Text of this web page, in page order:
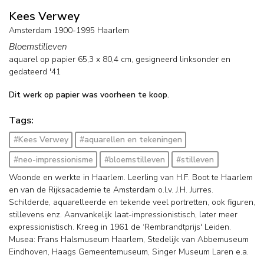
Kees Verwey
Amsterdam 1900-1995 Haarlem
Bloemstilleven
aquarel op papier 65,3 x 80,4 cm, gesigneerd linksonder en
gedateerd '41
Dit werk op papier was voorheen te koop.
Tags:
#Kees Verwey
#aquarellen en tekeningen
#neo-impressionisme
#bloemstilleven
#stilleven
Woonde en werkte in Haarlem. Leerling van H.F. Boot te Haarlem
en van de Rijksacademie te Amsterdam o.l.v. J.H. Jurres.
Schilderde, aquarelleerde en tekende veel portretten, ook figuren,
stillevens enz. Aanvankelijk laat-impressionistisch, later meer
expressionistisch. Kreeg in 1961 de ‘Rembrandtprijs' Leiden.
Musea: Frans Halsmuseum Haarlem, Stedelijk van Abbemuseum
Eindhoven, Haags Gemeentemuseum, Singer Museum Laren e.a.